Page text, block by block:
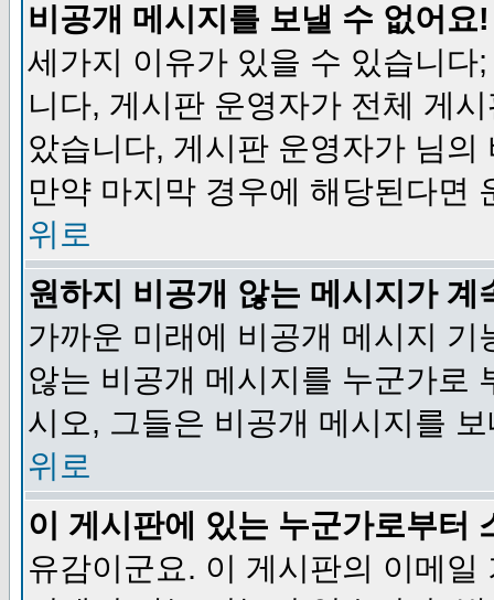
비공개 메시지를 보낼 수 없어요!
세가지 이유가 있을 수 있습니
니다, 게시판 운영자가 전체 게
았습니다, 게시판 운영자가 님
만약 마지막 경우에 해당된다면
위로
원하지 비공개 않는 메시지가 계
가까운 미래에 비공개 메시지
않는 비공개 메시지를 누군가로
시오, 그들은 비공개 메시지를
위로
이 게시판에 있는 누군가로부터
유감이군요. 이 게시판의 이메